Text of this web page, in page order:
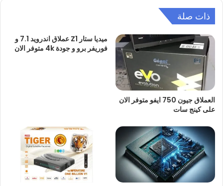
ذات صلة
العملاق جيون 750 ايفو متوفر الان
على كينج سات
ميديا ستار Z1 عملاق اندرويد 7.1 و
فوريفر برو و جودة 4k متوفر الان